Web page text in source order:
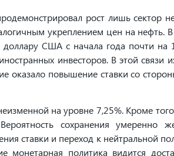
рост лишь сектор
укреплением цен на нефть.
доллару США с начала года почти на
инвесторов. В этой связи
оказало повышение ставки со
на уровне 7,25%. Кроме
сохранения умеренно
ставки и переход к нейтральной
монетарная политика видится